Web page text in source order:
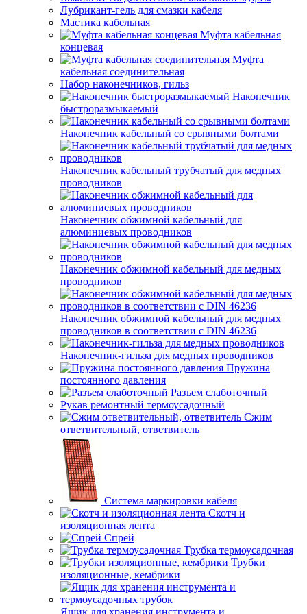
Лубрикант-гель для смазки кабеля
Мастика кабельная
Муфта кабельная
концевая
Муфта
кабельная соединительная
Набор наконечников, гильз
Наконечник
быстроразмыкаемый
Наконечник кабельный со срывными болтами
Наконечник кабельный трубчатый для медных
проводников
Наконечник обжимной кабельный для
алюминиевых проводников
Наконечник обжимной кабельный для медных
проводников
Наконечник обжимной кабельный для медных
проводников в соответствии с DIN 46236
Наконечник-гильза для медных проводников
Пружина
постоянного давления
Разъем слаботочный
Рукав ремонтный термоусадочный
Сжим
ответвительный, ответвитель
Система маркировки кабеля
Скотч и
изоляционная лента
Спрей
Трубка термоусадочная
Трубки
изоляционные, кембрики
Ящик для хранения инструмента и